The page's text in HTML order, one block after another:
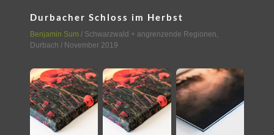
Durbacher Schloss im Herbst
Benjamin Sum / Schwarzwald + angrenzende Regionen,
Durbach / November 2019